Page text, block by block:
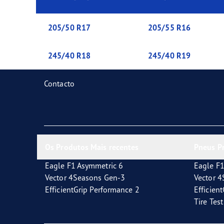
205/50 R17 205/55 R16
245/40 R18 245/40 R19
Contacto
Eagle F1 Asymmetric 6
Vector 4Seasons Gen-3
EfficientGrip Performance 2
Eagle
Vector
Tire